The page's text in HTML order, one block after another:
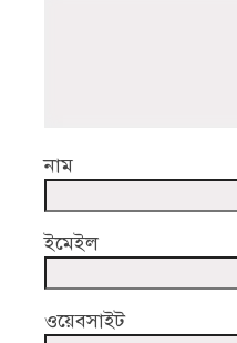
নাম
ইমেইল
ওয়েবসাইট